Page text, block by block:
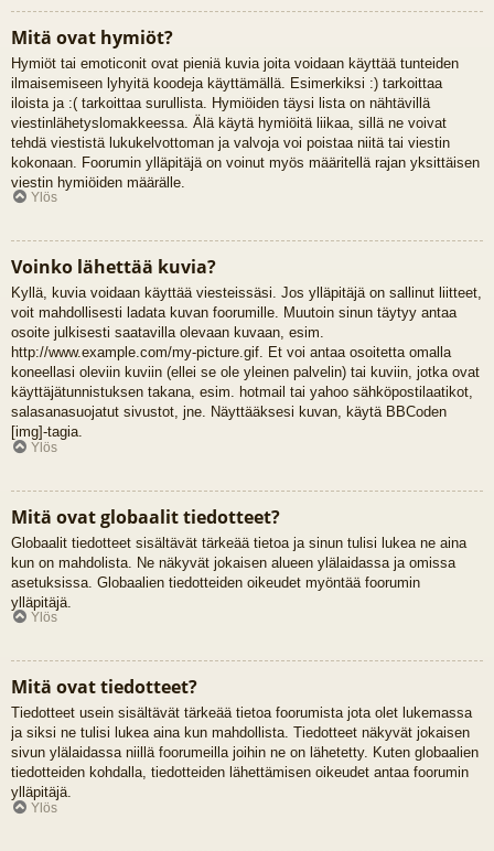
Mitä ovat hymiöt?
Hymiöt tai emoticonit ovat pieniä kuvia joita voidaan käyttää tunteiden
ilmaisemiseen lyhyitä koodeja käyttämällä. Esimerkiksi :) tarkoittaa
iloista ja :( tarkoittaa surullista. Hymiöiden täysi lista on nähtävillä
viestinlähetyslomakkeessa. Älä käytä hymiöitä liikaa, sillä ne voivat
tehdä viestistä lukukelvottoman ja valvoja voi poistaa niitä tai viestin
kokonaan. Foorumin ylläpitäjä on voinut myös määritellä rajan yksittäisen
viestin hymiöiden määrälle.
Ylös
Voinko lähettää kuvia?
Kyllä, kuvia voidaan käyttää viesteissäsi. Jos ylläpitäjä on sallinut liitteet,
voit mahdollisesti ladata kuvan foorumille. Muutoin sinun täytyy antaa
osoite julkisesti saatavilla olevaan kuvaan, esim.
http://www.example.com/my-picture.gif. Et voi antaa osoitetta omalla
koneellasi oleviin kuviin (ellei se ole yleinen palvelin) tai kuviin, jotka ovat
käyttäjätunnistuksen takana, esim. hotmail tai yahoo sähköpostilaatikot,
salasanasuojatut sivustot, jne. Näyttääksesi kuvan, käytä BBCoden
[img]-tagia.
Ylös
Mitä ovat globaalit tiedotteet?
Globaalit tiedotteet sisältävät tärkeää tietoa ja sinun tulisi lukea ne aina
kun on mahdolista. Ne näkyvät jokaisen alueen ylälaidassa ja omissa
asetuksissa. Globaalien tiedotteiden oikeudet myöntää foorumin
ylläpitäjä.
Ylös
Mitä ovat tiedotteet?
Tiedotteet usein sisältävät tärkeää tietoa foorumista jota olet lukemassa
ja siksi ne tulisi lukea aina kun mahdollista. Tiedotteet näkyvät jokaisen
sivun ylälaidassa niillä foorumeilla joihin ne on lähetetty. Kuten globaalien
tiedotteiden kohdalla, tiedotteiden lähettämisen oikeudet antaa foorumin
ylläpitäjä.
Ylös